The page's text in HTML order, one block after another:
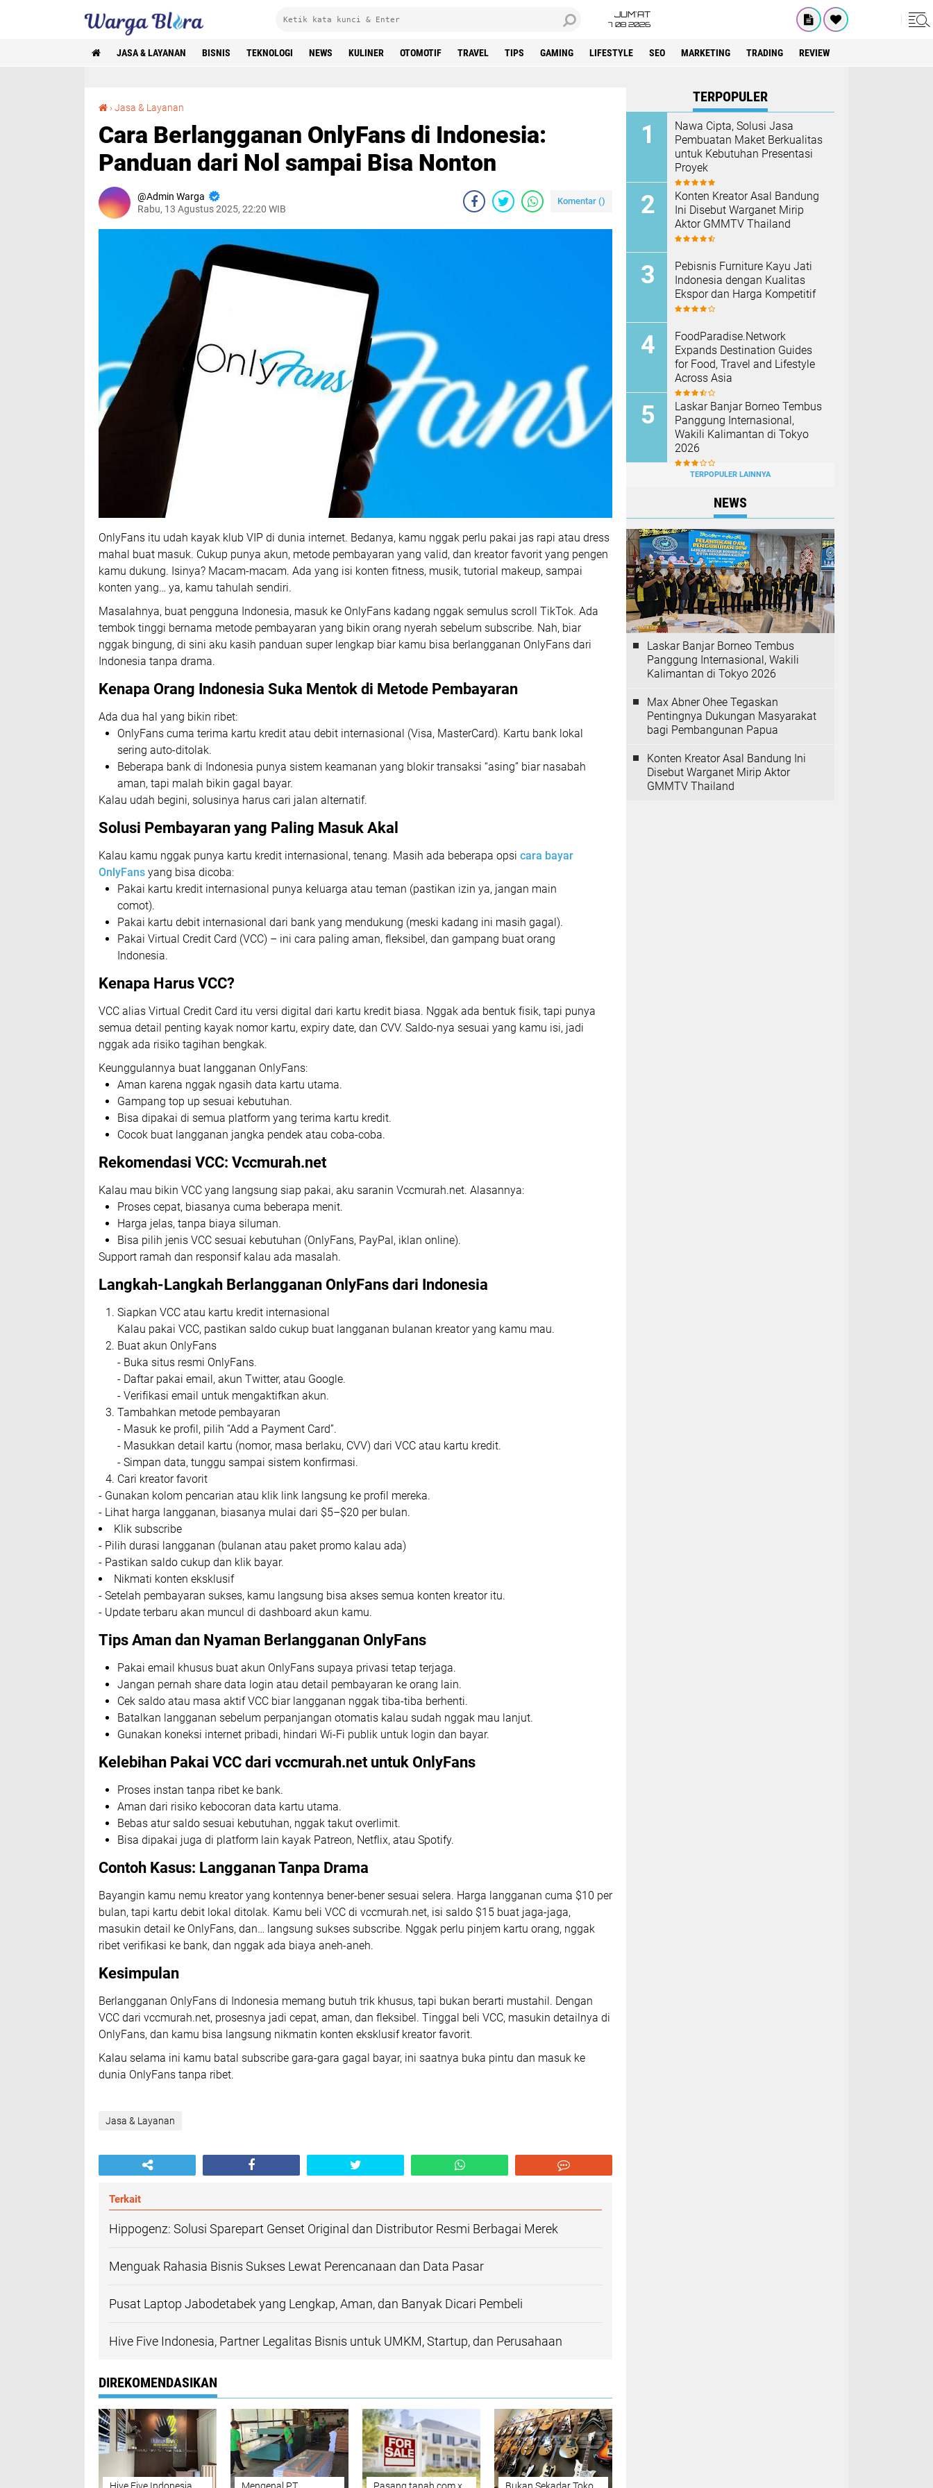
JUM'AT
7 08 2026
JASA & LAYANAN BISNIS TEKNOLOGI NEWS KULINER OTOMOTIF TRAVEL TIPS GAMING LIFESTYLE SEO MARKETING TRADING REVIEW
›Jasa & Layanan
Cara Berlangganan OnlyFans di Indonesia:
Panduan dari Nol sampai Bisa Nonton
Admin Warga
Rabu, 13 Agustus 2025, 22:20 WIB
Komentar ()
OnlyFans itu udah kayak klub VIP di dunia internet. Bedanya, kamu nggak perlu pakai jas rapi atau dress
mahal buat masuk. Cukup punya akun, metode pembayaran yang valid, dan kreator favorit yang pengen
kamu dukung. Isinya? Macam-macam. Ada yang isi konten fitness, musik, tutorial makeup, sampai
konten yang… ya, kamu tahulah sendiri.
Masalahnya, buat pengguna Indonesia, masuk ke OnlyFans kadang nggak semulus scroll TikTok. Ada
tembok tinggi bernama metode pembayaran yang bikin orang nyerah sebelum subscribe. Nah, biar
nggak bingung, di sini aku kasih panduan super lengkap biar kamu bisa berlangganan OnlyFans dari
Indonesia tanpa drama.
Kenapa Orang Indonesia Suka Mentok di Metode Pembayaran
Ada dua hal yang bikin ribet:
OnlyFans cuma terima kartu kredit atau debit internasional (Visa, MasterCard). Kartu bank lokal
sering auto-ditolak.
Beberapa bank di Indonesia punya sistem keamanan yang blokir transaksi “asing” biar nasabah
aman, tapi malah bikin gagal bayar.
Kalau udah begini, solusinya harus cari jalan alternatif.
Solusi Pembayaran yang Paling Masuk Akal
Kalau kamu nggak punya kartu kredit internasional, tenang. Masih ada beberapa opsi cara bayar
OnlyFans yang bisa dicoba:
Pakai kartu kredit internasional punya keluarga atau teman (pastikan izin ya, jangan main
comot).
Pakai kartu debit internasional dari bank yang mendukung (meski kadang ini masih gagal).
Pakai Virtual Credit Card (VCC) – ini cara paling aman, fleksibel, dan gampang buat orang
Indonesia.
Kenapa Harus VCC?
VCC alias Virtual Credit Card itu versi digital dari kartu kredit biasa. Nggak ada bentuk fisik, tapi punya
semua detail penting kayak nomor kartu, expiry date, dan CVV. Saldo-nya sesuai yang kamu isi, jadi
nggak ada risiko tagihan bengkak.
Keunggulannya buat langganan OnlyFans:
Aman karena nggak ngasih data kartu utama.
Gampang top up sesuai kebutuhan.
Bisa dipakai di semua platform yang terima kartu kredit.
Cocok buat langganan jangka pendek atau coba-coba.
Rekomendasi VCC: Vccmurah.net
Kalau mau bikin VCC yang langsung siap pakai, aku saranin Vccmurah.net. Alasannya:
Proses cepat, biasanya cuma beberapa menit.
Harga jelas, tanpa biaya siluman.
Bisa pilih jenis VCC sesuai kebutuhan (OnlyFans, PayPal, iklan online).
Support ramah dan responsif kalau ada masalah.
Langkah-Langkah Berlangganan OnlyFans dari Indonesia
Siapkan VCC atau kartu kredit internasional
Kalau pakai VCC, pastikan saldo cukup buat langganan bulanan kreator yang kamu mau.
Buat akun OnlyFans
- Buka situs resmi OnlyFans.
- Daftar pakai email, akun Twitter, atau Google.
- Verifikasi email untuk mengaktifkan akun.
Tambahkan metode pembayaran
- Masuk ke profil, pilih “Add a Payment Card”.
- Masukkan detail kartu (nomor, masa berlaku, CVV) dari VCC atau kartu kredit.
- Simpan data, tunggu sampai sistem konfirmasi.
Cari kreator favorit
- Gunakan kolom pencarian atau klik link langsung ke profil mereka.
- Lihat harga langganan, biasanya mulai dari $5–$20 per bulan.
Klik subscribe
- Pilih durasi langganan (bulanan atau paket promo kalau ada)
- Pastikan saldo cukup dan klik bayar.
Nikmati konten eksklusif
- Setelah pembayaran sukses, kamu langsung bisa akses semua konten kreator itu.
- Update terbaru akan muncul di dashboard akun kamu.
Tips Aman dan Nyaman Berlangganan OnlyFans
Pakai email khusus buat akun OnlyFans supaya privasi tetap terjaga.
Jangan pernah share data login atau detail pembayaran ke orang lain.
Cek saldo atau masa aktif VCC biar langganan nggak tiba-tiba berhenti.
Batalkan langganan sebelum perpanjangan otomatis kalau sudah nggak mau lanjut.
Gunakan koneksi internet pribadi, hindari Wi-Fi publik untuk login dan bayar.
Kelebihan Pakai VCC dari vccmurah.net untuk OnlyFans
Proses instan tanpa ribet ke bank.
Aman dari risiko kebocoran data kartu utama.
Bebas atur saldo sesuai kebutuhan, nggak takut overlimit.
Bisa dipakai juga di platform lain kayak Patreon, Netflix, atau Spotify.
Contoh Kasus: Langganan Tanpa Drama
Bayangin kamu nemu kreator yang kontennya bener-bener sesuai selera. Harga langganan cuma $10 per
bulan, tapi kartu debit lokal ditolak. Kamu beli VCC di vccmurah.net, isi saldo $15 buat jaga-jaga,
masukin detail ke OnlyFans, dan… langsung sukses subscribe. Nggak perlu pinjem kartu orang, nggak
ribet verifikasi ke bank, dan nggak ada biaya aneh-aneh.
Kesimpulan
Berlangganan OnlyFans di Indonesia memang butuh trik khusus, tapi bukan berarti mustahil. Dengan
VCC dari vccmurah.net, prosesnya jadi cepat, aman, dan fleksibel. Tinggal beli VCC, masukin detailnya di
OnlyFans, dan kamu bisa langsung nikmatin konten eksklusif kreator favorit.
Kalau selama ini kamu batal subscribe gara-gara gagal bayar, ini saatnya buka pintu dan masuk ke
dunia OnlyFans tanpa ribet.
Jasa & Layanan
Terkait
Hippogenz: Solusi Sparepart Genset Original dan Distributor Resmi Berbagai Merek
Menguak Rahasia Bisnis Sukses Lewat Perencanaan dan Data Pasar
Pusat Laptop Jabodetabek yang Lengkap, Aman, dan Banyak Dicari Pembeli
Hive Five Indonesia, Partner Legalitas Bisnis untuk UMKM, Startup, dan Perusahaan
DIREKOMENDASIKAN
TERPOPULER
Nawa Cipta, Solusi Jasa
Pembuatan Maket Berkualitas
untuk Kebutuhan Presentasi
Proyek
Konten Kreator Asal Bandung
Ini Disebut Warganet Mirip
Aktor GMMTV Thailand
Pebisnis Furniture Kayu Jati
Indonesia dengan Kualitas
Ekspor dan Harga Kompetitif
FoodParadise.Network
Expands Destination Guides
for Food, Travel and Lifestyle
Across Asia
Laskar Banjar Borneo Tembus
Panggung Internasional,
Wakili Kalimantan di Tokyo
2026
TERPOPULER LAINNYA
NEWS
Laskar Banjar Borneo Tembus
Panggung Internasional, Wakili
Kalimantan di Tokyo 2026
Max Abner Ohee Tegaskan
Pentingnya Dukungan Masyarakat
bagi Pembangunan Papua
Konten Kreator Asal Bandung Ini
Disebut Warganet Mirip Aktor
GMMTV Thailand